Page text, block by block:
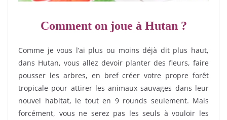
Comment on joue à Hutan ?
Comme je vous l’ai plus ou moins déjà dit plus haut,
dans Hutan, vous allez devoir planter des fleurs, faire
pousser les arbres, en bref créer votre propre forêt
tropicale pour attirer les animaux sauvages dans leur
nouvel habitat, le tout en 9 rounds seulement. Mais
forcément, vous ne serez pas les seuls à vouloir les